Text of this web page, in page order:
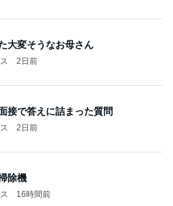
大変そうなお母さん
2日前
接で答えに詰まった質問
2日前
除機
16時間前